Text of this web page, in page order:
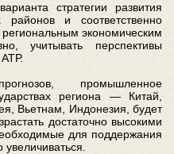
стратегии развития
районов и соответственно
экономическим
учитывать перспективы
промышленное
региона — Китай,
Вьетнам, Индонезия, будет
достаточно высокими
для поддержания